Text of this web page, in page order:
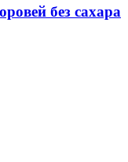
без сахара